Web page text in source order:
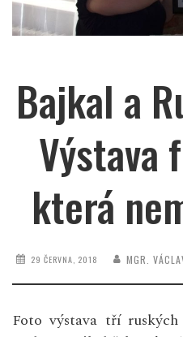
Bajkal a
Výstava
která
29 ČERVNA, 2018 MGR.
Foto výstava tří ruských